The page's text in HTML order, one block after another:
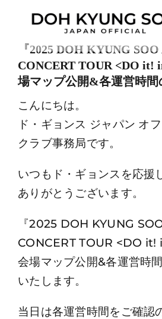
content
HOME
NEWS
PROFILE
MEMBER ONLY
LOGIN
JOIN
『2025 DOH KYUNG
CONCERT TOUR <DO it!
場マップ公開&各運営時間
こんにちは。
ド・ギョンス ジャパン オ
クラブ事務局です。
いつもド・ギョンスを応援
ありがとうございます。
『2025 DOH KYUNG
CONCERT TOUR <DO it!
会場マップ公開&各運営時
いたします。
当日は各運営時間をご確認